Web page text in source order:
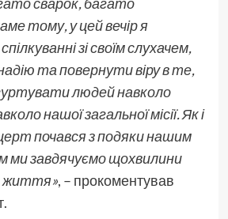
тому, у цей вечір я
зі своїм слухачем,
та повернути віру в те,
людей навколо
нашої загальної місії. Як і
почався з подяки нашим
ми завдячуємо щохвилини
життя», – прокоментував